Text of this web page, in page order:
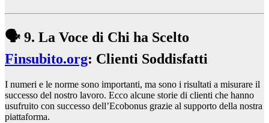
🗣️ 9. La Voce di Chi ha Scelto
Finsubito.org: Clienti Soddisfatti
I numeri e le norme sono importanti, ma sono i risultati a misurare il
successo del nostro lavoro. Ecco alcune storie di clienti che hanno
usufruito con successo dell’Ecobonus grazie al supporto della nostra
piattaforma.